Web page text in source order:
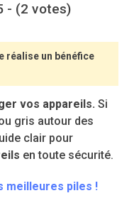
- (2 votes)
réalise un bénéfice
vos appareils. Si
gris autour des
clair pour
en toute sécurité.
meilleures piles !